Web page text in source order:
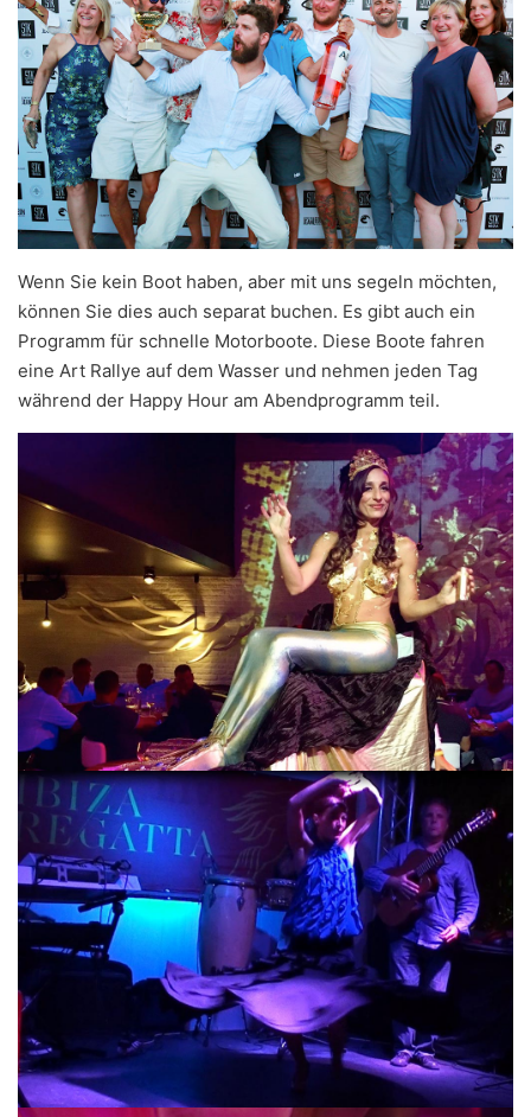
Wenn Sie kein Boot haben, aber mit uns segeln möchten,
können Sie dies auch separat buchen. Es gibt auch ein
Programm für schnelle Motorboote. Diese Boote fahren
eine Art Rallye auf dem Wasser und nehmen jeden Tag
während der Happy Hour am Abendprogramm teil.